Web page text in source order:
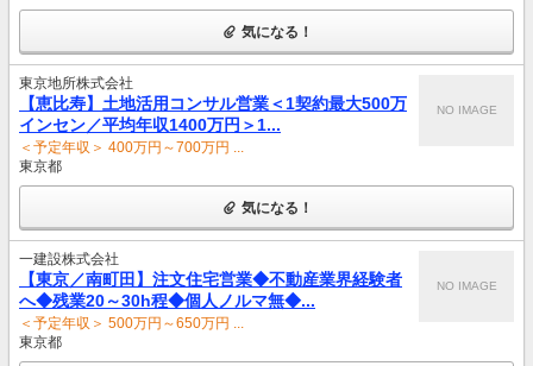
気になる！
東京地所株式会社
【恵比寿】土地活用コンサル営業＜1契約最大500万
インセン／平均年収1400万円＞1...
＜予定年収＞ 400万円～700万円 ...
東京都
NO IMAGE
気になる！
一建設株式会社
【東京／南町田】注文住宅営業◆不動産業界経験者
へ◆残業20～30h程◆個人ノルマ無◆...
＜予定年収＞ 500万円～650万円 ...
東京都
NO IMAGE